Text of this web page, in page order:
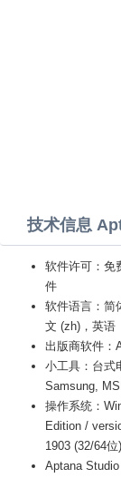
技术信息
软件许可：免
件
软件语言：简
文 (zh)，英语
出版商软件：
小工具：台式
Samsung,
操作系统：
Edition /
1903 (32/64
Aptana